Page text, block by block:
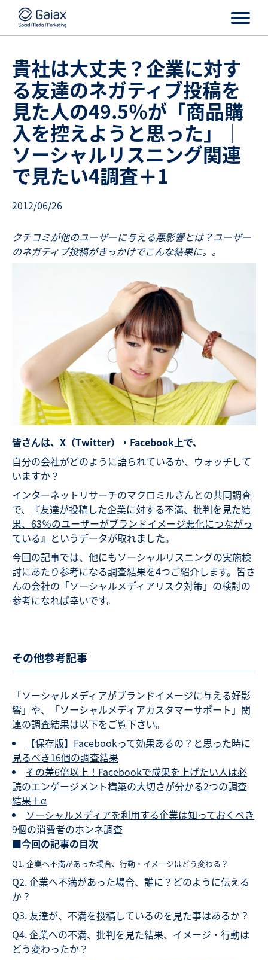
貴社は大丈夫？企業に対す
る友達のネガティブ投稿を
見た人の49.5％が「商品購
入を控えようと思った」｜
ソーシャルリスニング関連
で見たい4調査＋1
2012/06/26
クチコミが他のユーザーに与える悪影響とは？ユーザー
のネガティブ投稿がきっかけでこんな結果に。。
皆さんは、X（Twitter）・Facebook上で、
自分の会社がどのように語られているか、ウォッチして
いますか？
インターネットリサーチのマクロミルさんとの共同調査
で、
『友達が投稿した企業に対する不満、批判を見た結
果、63％のユーザーがブランドイメージ悪化につながっ
ている』 というデータが取れました。
今回の記事では、他にもソーシャルリスニングの実施検
討にあたり参考になる調査結果を4つご紹介します。皆さ
んの会社の「ソーシャルメディアリスク対策」の検討の
参考になれば幸いです。
その他参考記事
「ソーシャルメディアがブランドイメージに与える好影
響」や、「ソーシャルメディアカスタマーサポート」関
連の調査結果は以下をご覧下さい。
【保存版】Facebookって効果あるの？と思った時に
見るべき16個の調査結果
その差6倍以上！Facebookで成果を上げたい人は必
読のエンゲージメント構築の大切さが分かる2つの調査
結果＋α
ソーシャルメディアを利用する企業は知っておくべき
9個の消費者のホンネ調査
■今回の記事の目次
Q1. 企業へ不満があった場合、行動・イメージはどう変わる？
Q2. 企業へ不満があった場合、誰に？どのように伝える
か？
Q3. 友達が、不満を投稿しているのを見た事はあるか？
Q4. 企業への不満、批判を見た結果、イメージ・行動は
どう変わったか？